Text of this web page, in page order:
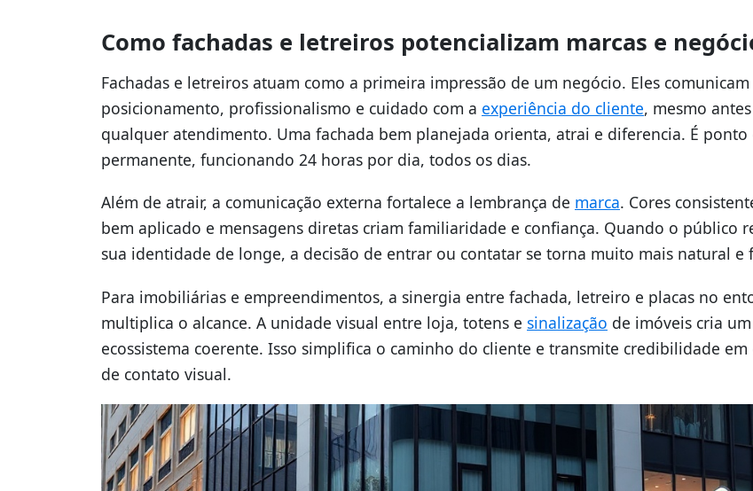
Como fachadas e letreiros potencializam marcas e
Fachadas e letreiros atuam como a primeira impressão de um negócio. Eles comunicam
posicionamento, profissionalismo e cuidado com a experiência do cliente, mesmo
qualquer atendimento. Uma fachada bem planejada orienta, atrai e diferencia. É ponto
permanente, funcionando 24 horas por dia, todos os dias.
Além de atrair, a comunicação externa fortalece a lembrança de marca. Cores
bem aplicado e mensagens diretas criam familiaridade e confiança. Quando o público
sua identidade de longe, a decisão de entrar ou contatar se torna muito mais natural e
Para imobiliárias e empreendimentos, a sinergia entre fachada, letreiro e placas no
multiplica o alcance. A unidade visual entre loja, totens e sinalização de imóveis cria um
ecossistema coerente. Isso simplifica o caminho do cliente e transmite credibilidade
de contato visual.